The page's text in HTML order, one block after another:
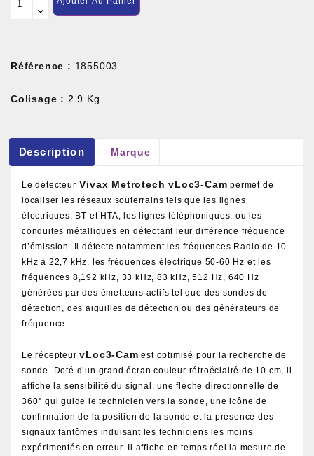
Référence : 1855003
Colisage : 2.9 Kg
Description Marque
Le détecteur Vivax Metrotech vLoc3-Cam permet de
localiser les réseaux souterrains tels que les lignes
électriques, BT et HTA, les lignes téléphoniques, ou les
conduites métalliques en détectant leur différence fréquence
d’émission. Il détecte notamment les fréquences Radio de 10
kHz à 22,7 kHz, les fréquences électrique 50-60 Hz et les
fréquences 8,192 kHz, 33 kHz, 83 kHz, 512 Hz, 640 Hz
générées par des émetteurs actifs tel que des sondes de
détection, des aiguilles de détection ou des générateurs de
fréquence.
Le récepteurvLoc3-Cam est optimisé pour la recherche de
sonde. Doté d’un grand écran couleur rétroéclairé de 10 cm, il
affiche la sensibilité du signal, une flèche directionnelle de
360° qui guide le technicien vers la sonde, une icône de
confirmation de la position de la sonde et la présence des
signaux fantômes induisant les techniciens les moins
expérimentés en erreur. Il affiche en temps réel la mesure de